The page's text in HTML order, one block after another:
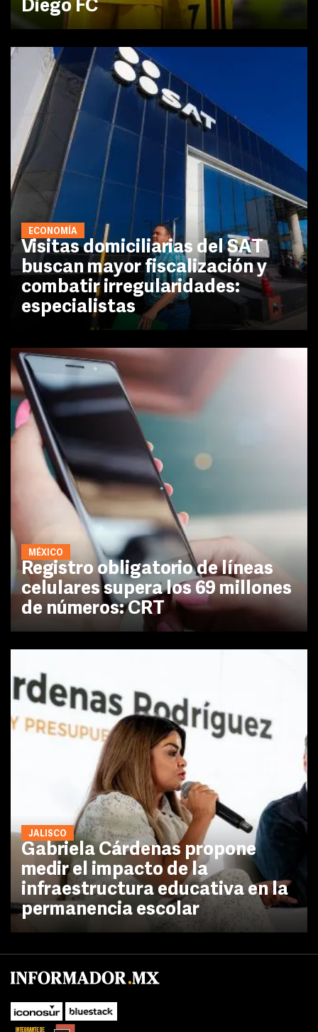
Diego FC
ECONOMÍA
Visitas domiciliarias del SAT
buscan mayor fiscalización y
combatir irregularidades:
especialistas
MÉXICO
Registro obligatorio de líneas
celulares supera los 69 millones
de números: CRT
JALISCO
Gabriela Cárdenas propone
medir el impacto de la
infraestructura educativa en la
permanencia escolar